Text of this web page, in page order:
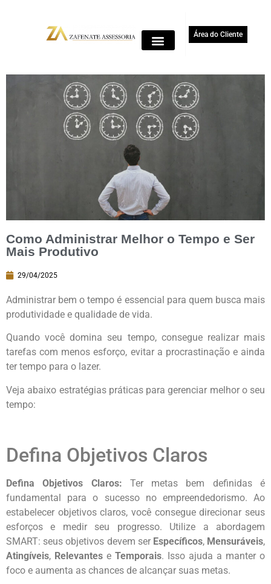
Área do Cliente
Como Administrar Melhor o Tempo e Ser
Mais Produtivo
29/04/2025
Administrar bem o tempo é essencial para quem busca mais
produtividade e qualidade de vida.
Quando você domina seu tempo, consegue realizar mais
tarefas com menos esforço, evitar a procrastinação e ainda
ter tempo para o lazer.
Veja abaixo estratégias práticas para gerenciar melhor o seu
tempo:
Defina Objetivos Claros
Defina Objetivos Claros: Ter metas bem definidas é
fundamental para o sucesso no empreendedorismo. Ao
estabelecer objetivos claros, você consegue direcionar seus
esforços e medir seu progresso. Utilize a abordagem
SMART: seus objetivos devem ser Específicos, Mensuráveis,
Atingíveis, Relevantes e Temporais. Isso ajuda a manter o
foco e aumenta as chances de alcançar suas metas.